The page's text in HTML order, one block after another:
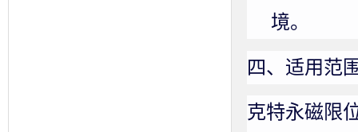
境。
四、适用范
克特永磁限